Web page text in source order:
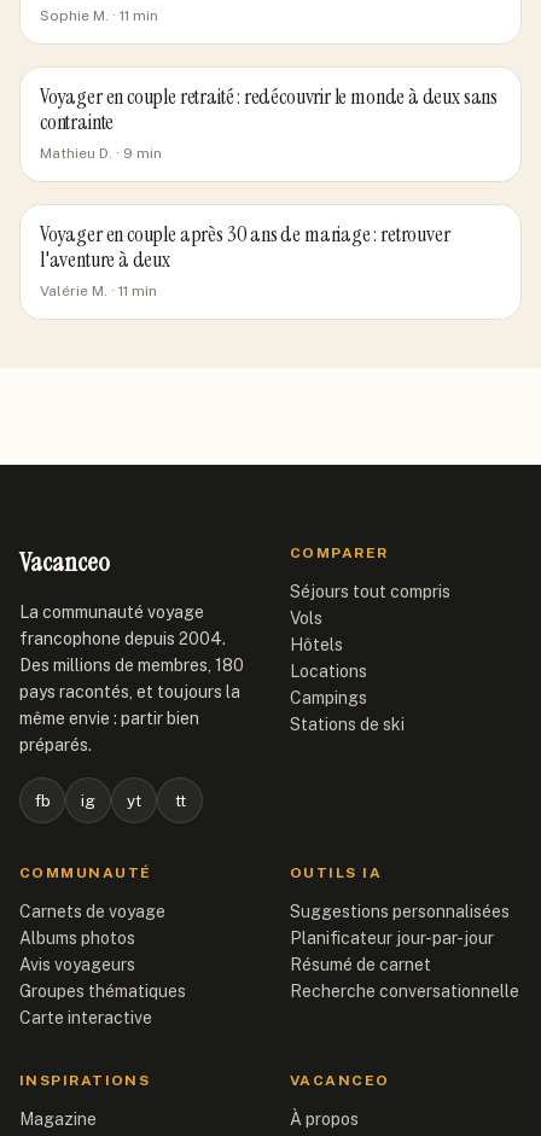
Sophie M. · 11 min
Voyager en couple retraité : redécouvrir le monde à deux sans
contrainte
Mathieu D. · 9 min
Voyager en couple après 30 ans de mariage : retrouver
l'aventure à deux
Valérie M. · 11 min
Vacanceo
La communauté voyage
francophone depuis 2004.
Des millions de membres, 180
pays racontés, et toujours la
même envie : partir bien
préparés.
fb ig yt tt
COMPARER
Séjours tout compris
Vols
Hôtels
Locations
Campings
Stations de ski
COMMUNAUTÉ
Carnets de voyage
Albums photos
Avis voyageurs
Groupes thématiques
Carte interactive
OUTILS IA
Suggestions personnalisées
Planificateur jour-par-jour
Résumé de carnet
Recherche conversationnelle
INSPIRATIONS
Magazine
VACANCEO
À propos